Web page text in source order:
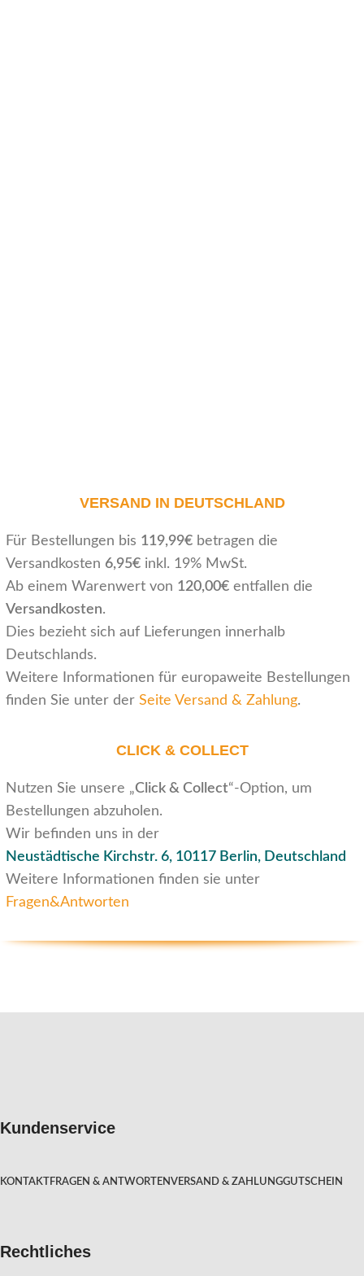
VERSAND IN DEUTSCHLAND
Für Bestellungen bis 119,99€ betragen die
Versandkosten 6,95€ inkl. 19% MwSt.
Ab einem Warenwert von 120,00€ entfallen die
Versandkosten.
Dies bezieht sich auf Lieferungen innerhalb
Deutschlands.
Weitere Informationen für europaweite Bestellungen
finden Sie unter der Seite Versand & Zahlung.
CLICK & COLLECT
Nutzen Sie unsere „Click & Collect“-Option, um
Bestellungen abzuholen.
Wir befinden uns in der
Neustädtische Kirchstr. 6, 10117 Berlin, Deutschland
Weitere Informationen finden sie unter
Fragen&Antworten
Kundenservice
KONTAKT FRAGEN & ANTWORTENVERSAND & ZAHLUNGGUTSCHEIN
Rechtliches